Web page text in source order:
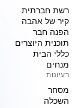
רשת חברתית
קיר של אהבה
הפנה חבר
תוכנית היוצרים
כללי הבית
מנחים
רעיונות
מסחר
השכלה